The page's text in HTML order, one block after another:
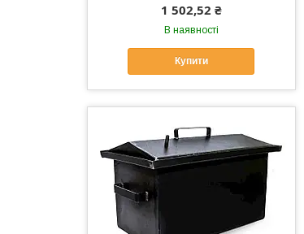
1 502,52 ₴
В наявності
Купити